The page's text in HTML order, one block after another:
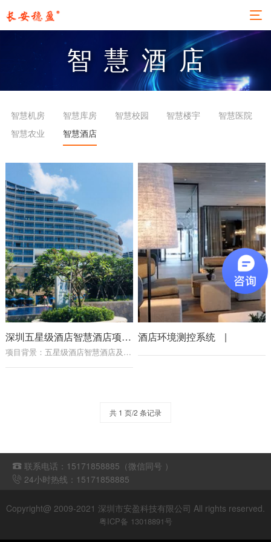
智慧酒店
智慧机房 智慧库房 智慧校园 智慧楼宇
智慧医院
智慧农业
智慧酒店
深圳五星级酒店智慧酒店项目 |
项目背景：五星级酒店智慧酒店及智慧厨房的温湿度监控，电量监控。 产品用LORA组网，实现低功耗远距离传输。
酒店环境测控系统 |
共 1 页/2 条记录
 联系电话：15171858885（微信同号 ）
 24小时热线：15171858885
Copyright@ 2009-2021 深圳市安盈科技有限公司 All rights reserved.
粤ICP备 13018891号